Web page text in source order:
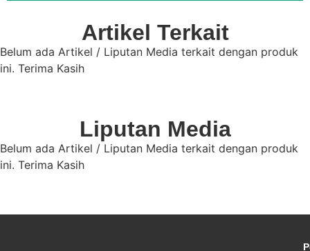
Artikel Terkait
Belum ada Artikel / Liputan Media terkait dengan produk
ini. Terima Kasih
Liputan Media
Belum ada Artikel / Liputan Media terkait dengan produk
ini. Terima Kasih